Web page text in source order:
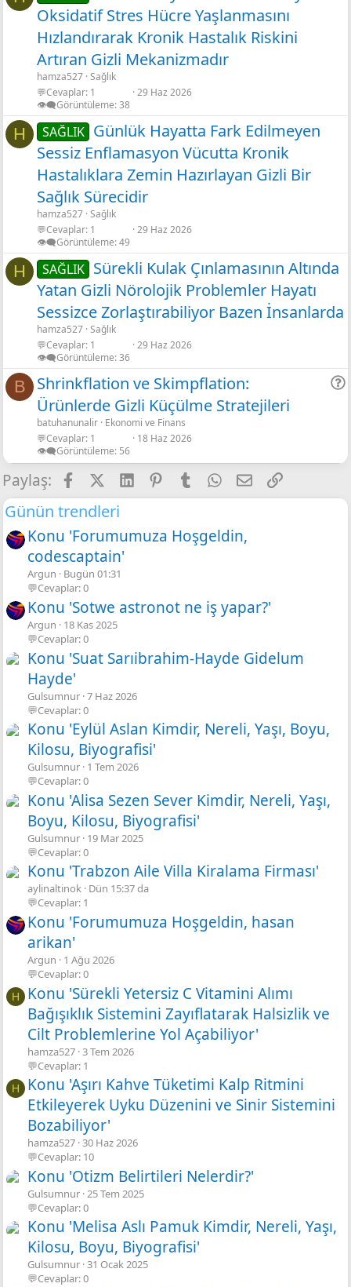
Oksidatif Stres Hücre Yaşlanmasını
Hızlandırarak Kronik Hastalık Riskini
Artıran Gizli Mekanizmadır
hamza527 Sağlık
💬Cevaplar 1
👁️‍🗨️Görüntüleme 38
29 Haz 2026
H SAĞLIK Günlük Hayatta Fark Edilmeyen
Sessiz Enflamasyon Vücutta Kronik
Hastalıklara Zemin Hazırlayan Gizli Bir
Sağlık Sürecidir
hamza527 Sağlık
💬Cevaplar 1
👁️‍🗨️Görüntüleme 49
29 Haz 2026
H SAĞLIK Sürekli Kulak Çınlamasının Altında
Yatan Gizli Nörolojik Problemler Hayatı
Sessizce Zorlaştırabiliyor Bazen İnsanlarda
hamza527 Sağlık
💬Cevaplar 1
👁️‍🗨️Görüntüleme 36
29 Haz 2026
B
Shrinkflation ve Skimpflation:
Ürünlerde Gizli Küçülme Stratejileri
batuhanunalir Ekonomi ve Finans
💬Cevaplar 1
👁️‍🗨️Görüntüleme 56
18 Haz 2026
Paylaş: FacebookLinkedInPinterestTumblrWhatsApp
E-posta
Link
Günün trendleri
Konu 'Forumumuza Hoşgeldin,
codescaptain'
Argun
Bugün 01:31
💬Cevaplar: 0
Konu 'Sotwe astronot ne iş yapar?'
Argun
18 Kas 2025
💬Cevaplar: 0
Konu 'Suat Sarıibrahim-Hayde Gidelum
Hayde'
Gulsumnur 7 Haz 2026
💬Cevaplar: 0
Konu 'Eylül Aslan Kimdir, Nereli, Yaşı, Boyu,
Kilosu, Biyografisi'
Gulsumnur 1 Tem 2026
💬Cevaplar: 0
Konu 'Alisa Sezen Sever Kimdir, Nereli, Yaşı,
Boyu, Kilosu, Biyografisi'
Gulsumnur 19 Mar 2025
💬Cevaplar: 0
Konu 'Trabzon Aile Villa Kiralama Firması'
aylinaltinok Dün 15:37 da
💬Cevaplar: 1
Konu 'Forumumuza Hoşgeldin, hasan
arikan'
Argun
1 Ağu 2026
💬Cevaplar: 0
H
Konu 'Sürekli Yetersiz C Vitamini Alımı
Bağışıklık Sistemini Zayıflatarak Halsizlik ve
Cilt Problemlerine Yol Açabiliyor'
hamza527 3 Tem 2026
💬Cevaplar: 1
H
Konu 'Aşırı Kahve Tüketimi Kalp Ritmini
Etkileyerek Uyku Düzenini ve Sinir Sistemini
Bozabiliyor'
hamza527 30 Haz 2026
💬Cevaplar: 10
Konu 'Otizm Belirtileri Nelerdir?'
Gulsumnur 25 Tem 2025
💬Cevaplar: 0
Konu 'Melisa Aslı Pamuk Kimdir, Nereli, Yaşı,
Kilosu, Boyu, Biyografisi'
Gulsumnur 31 Ocak 2025
💬Cevaplar: 0